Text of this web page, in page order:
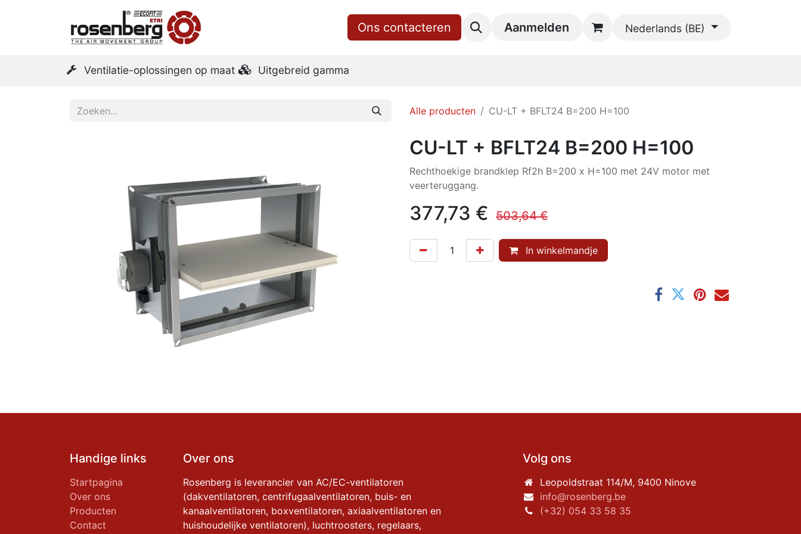
Over ons RoVent10 Online Downloads Contact
Ons contacteren Aanmelden Nederlands (BE)
Ventilatie-oplossingen op maat Uitgebreid gamma
Alle producten CU-LT + BFLT24 B=200 H=100
CU-LT + BFLT24 B=200 H=100
Rechthoekige brandklep Rf2h B=200 x H=100 met 24V motor met
veerteruggang.
377,73 € 503,64€
In winkelmandje
Handige links
Startpagina
Over ons
Producten
Contact
Over ons
Rosenberg is leverancier van AC/EC-ventilatoren
(dakventilatoren, centrifugaalventilatoren, buis- en
kanaalventilatoren, boxventilatoren, axiaalventilatoren en
huishoudelijke ventilatoren), luchtroosters, regelaars,
Volg ons
Leopoldstraat 114/M, 9400 Ninove
info@rosenberg.be
(+32) 054 33 58 35